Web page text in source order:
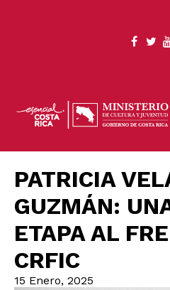
SOCIAL
PATRICIA
GUZMÁN:
ETAPA AL
CRFIC
15 Enero, 2025